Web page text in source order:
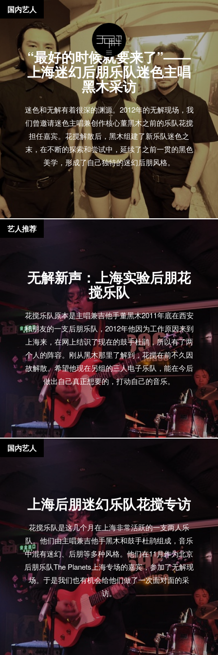
“最好的时候就要来了”——
上海迷幻后朋乐队迷色主唱
黑木采访
迷色和无解有着很深的渊源。2012年的无解现场，我
们曾邀请迷色主唱兼创作核心董黑木之前的乐队花搅
担任嘉宾。花搅解散后，黑木组建了新乐队迷色之
末，在不断的探索和尝试中，延续了之前一贯的黑色
美学，形成了自己独特的迷幻后朋风格。
国内艺人
无解新声：上海实验后朋花
搅乐队
花搅乐队原本是主唱兼吉他手董黑木2011年底在西安
和朋友的一支后朋乐队，2012年他因为工作原因来到
上海来，在网上结识了现在的鼓手杜鹃，所以有了两
个人的阵容。刚从黑木那里了解到，花搅在前不久因
故解散。希望他现在另组的三人电子乐队，能在今后
做出自己真正想要的，打动自己的音乐。
艺人推荐
上海后朋迷幻乐队花搅专访
花搅乐队是这几个月在上海非常活跃的一支两人乐
队。他们由主唱兼吉他手黑木和鼓手杜鹃组成，音乐
中混有迷幻、后朋等多种风格。他们在11月作为北京
后朋乐队The Planets上海专场的嘉宾，参加了无解现
场。于是我们也有机会给他们做了一次面对面的采
访。
国内艺人